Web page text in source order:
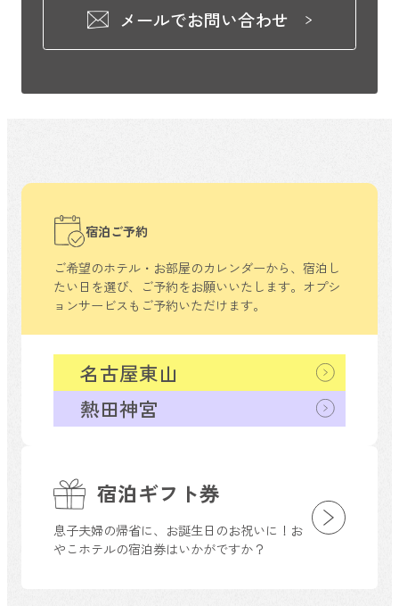
メールでお問い合わせ
宿泊ギフト券
息子夫婦の帰省に、お誕生日のお祝いに！お
やこホテルの宿泊券はいかがですか？
宿泊ご予約
ご希望のホテル・お部屋のカレンダーから、 宿泊し
たい日を選び、ご予約をお願いいたします。 オプシ
ョンサービスもご予約いただけます。
熱田神宮
名古屋東山